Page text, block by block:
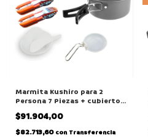
Marmita Kushiro para 2
Persona 7 Piezas + cubiertos
- FMCS-M2P7 - MHCU7U
$91.904,00
$82.713,60 con Transferencia